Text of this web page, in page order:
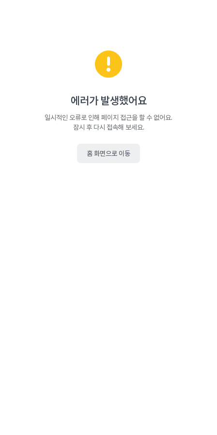
에러가 발생했어요
일시적인 오류로 인해 페이지 접근을 할 수 없어요.
잠시 후 다시 접속해 보세요.
홈 화면으로 이동